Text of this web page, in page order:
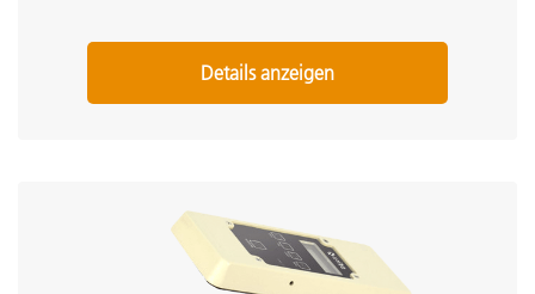
Details anzeigen